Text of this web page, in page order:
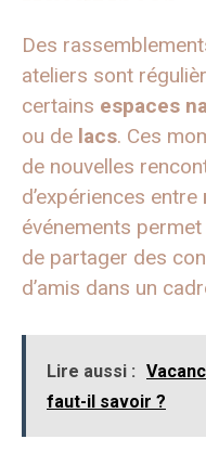
Des
ateliers sont
certains espaces
ou de lacs. Ces
de nouvelles
d’expériences entre
événements
de partager des
d’amis dans un
Lire aussi :
faut-il savoir ?